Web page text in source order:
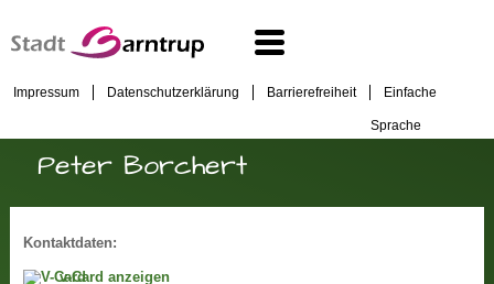
Impressum Datenschutzerklärung Barrierefreiheit Einfache
Sprache
Peter Borchert
Kontaktdaten:
v-Card anzeigen